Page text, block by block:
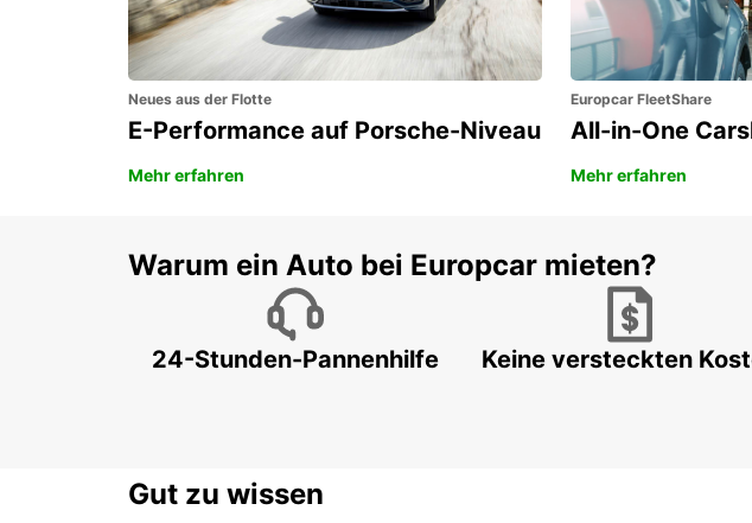
Neues aus der Flotte
E-Performance auf Porsche-Niveau
Mehr erfahren
Europcar FleetShare
All-in-One
Mehr erfahren
Warum ein Auto bei Europcar mieten?
24-Stunden-Pannenhilfe Keine versteckten
Gut zu wissen